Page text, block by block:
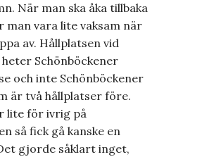
När man ska åka tillbaka
man vara lite vaksam när
av. Hållplatsen vid
Schönböckener
och inte Schönböckener
är två hållplatser före.
lite för ivrig på
så fick gå kanske en
gjorde såklart inget,